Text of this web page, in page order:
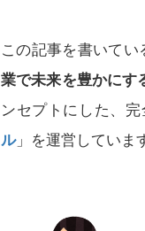
この記事を書いてい
業で未来を豊かにす
ンセプトにした、
ル」を運営していま